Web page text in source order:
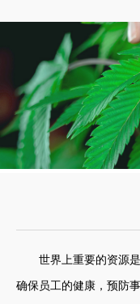
世界上重要的资源是
确保员工的健康，预防